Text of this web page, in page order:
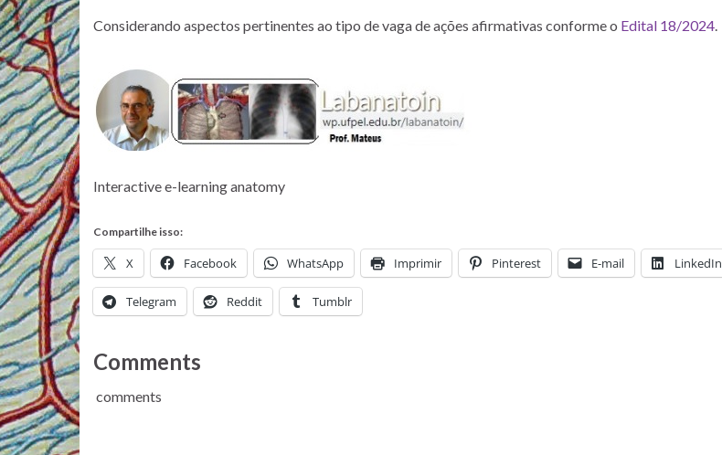
Considerando aspectos pertinentes ao tipo de vaga de ações afirmativas conforme o Edital 18/2024.
Interactive e-learning anatomy
Compartilhe isso:
X Facebook WhatsApp Imprimir Pinterest E-mail LinkedIn
Telegram Reddit Tumblr
Comments
comments